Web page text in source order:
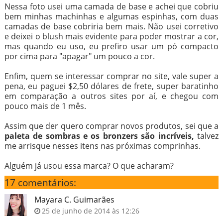
Nessa foto usei uma camada de base e achei que cobriu
bem minhas machinhas e algumas espinhas, com duas
camadas de base cobriria bem mais. Não usei corretivo
e deixei o blush mais evidente para poder mostrar a cor,
mas quando eu uso, eu prefiro usar um pó compacto
por cima para "apagar" um pouco a cor.
Enfim, quem se interessar comprar no site, vale super a
pena, eu paguei $2,50 dólares de frete, super baratinho
em comparação a outros sites por aí, e chegou com
pouco mais de 1 mês.
Assim que der quero comprar novos produtos, sei que a
paleta de sombras e os bronzers são incríveis, talvez
me arrisque nesses itens nas próximas comprinhas.
Alguém já usou essa marca? O que acharam?
17 comentários:
Mayara C. Guimarães
25 de junho de 2014 às 12:26